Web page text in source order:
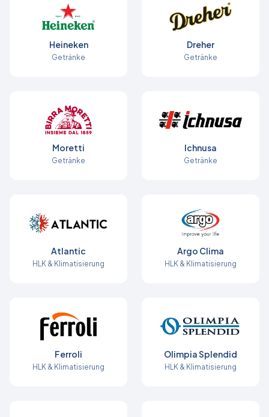
Heineken
Getränke
Dreher
Getränke
Moretti
Getränke
Ichnusa
Getränke
Atlantic
HLK & Klimatisierung
Argo Clima
HLK & Klimatisierung
Ferroli
HLK & Klimatisierung
Olimpia Splendid
HLK & Klimatisierung